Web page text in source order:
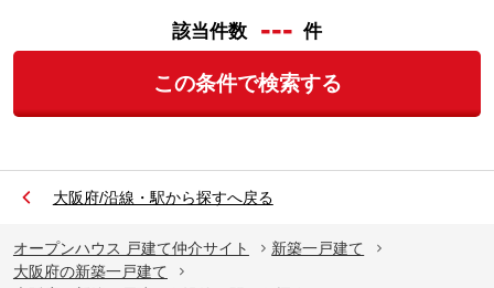
該当件数 --- 件
この条件で検索する
大阪府/沿線・駅から探すへ戻る
オープンハウス 戸建て仲介サイト
新築一戸建て
大阪府の新築一戸建て